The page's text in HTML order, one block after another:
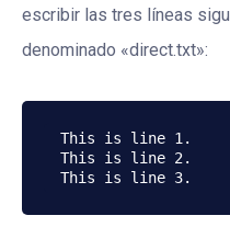
escribir las tres líneas
denominado «direct.txt»:
This is line 1.
This is line 2.